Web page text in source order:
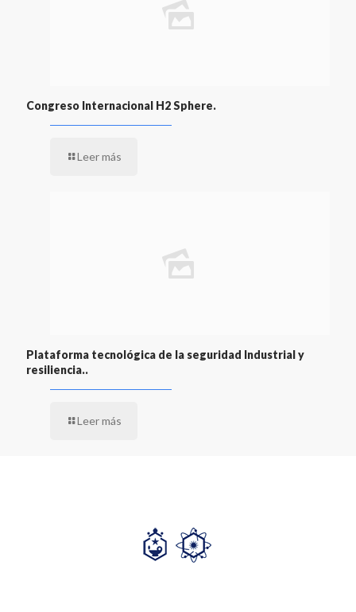
Congreso Internacional H2 Sphere.
Leer más
Plataforma tecnológica de la seguridad Industrial y
resiliencia..
Leer más